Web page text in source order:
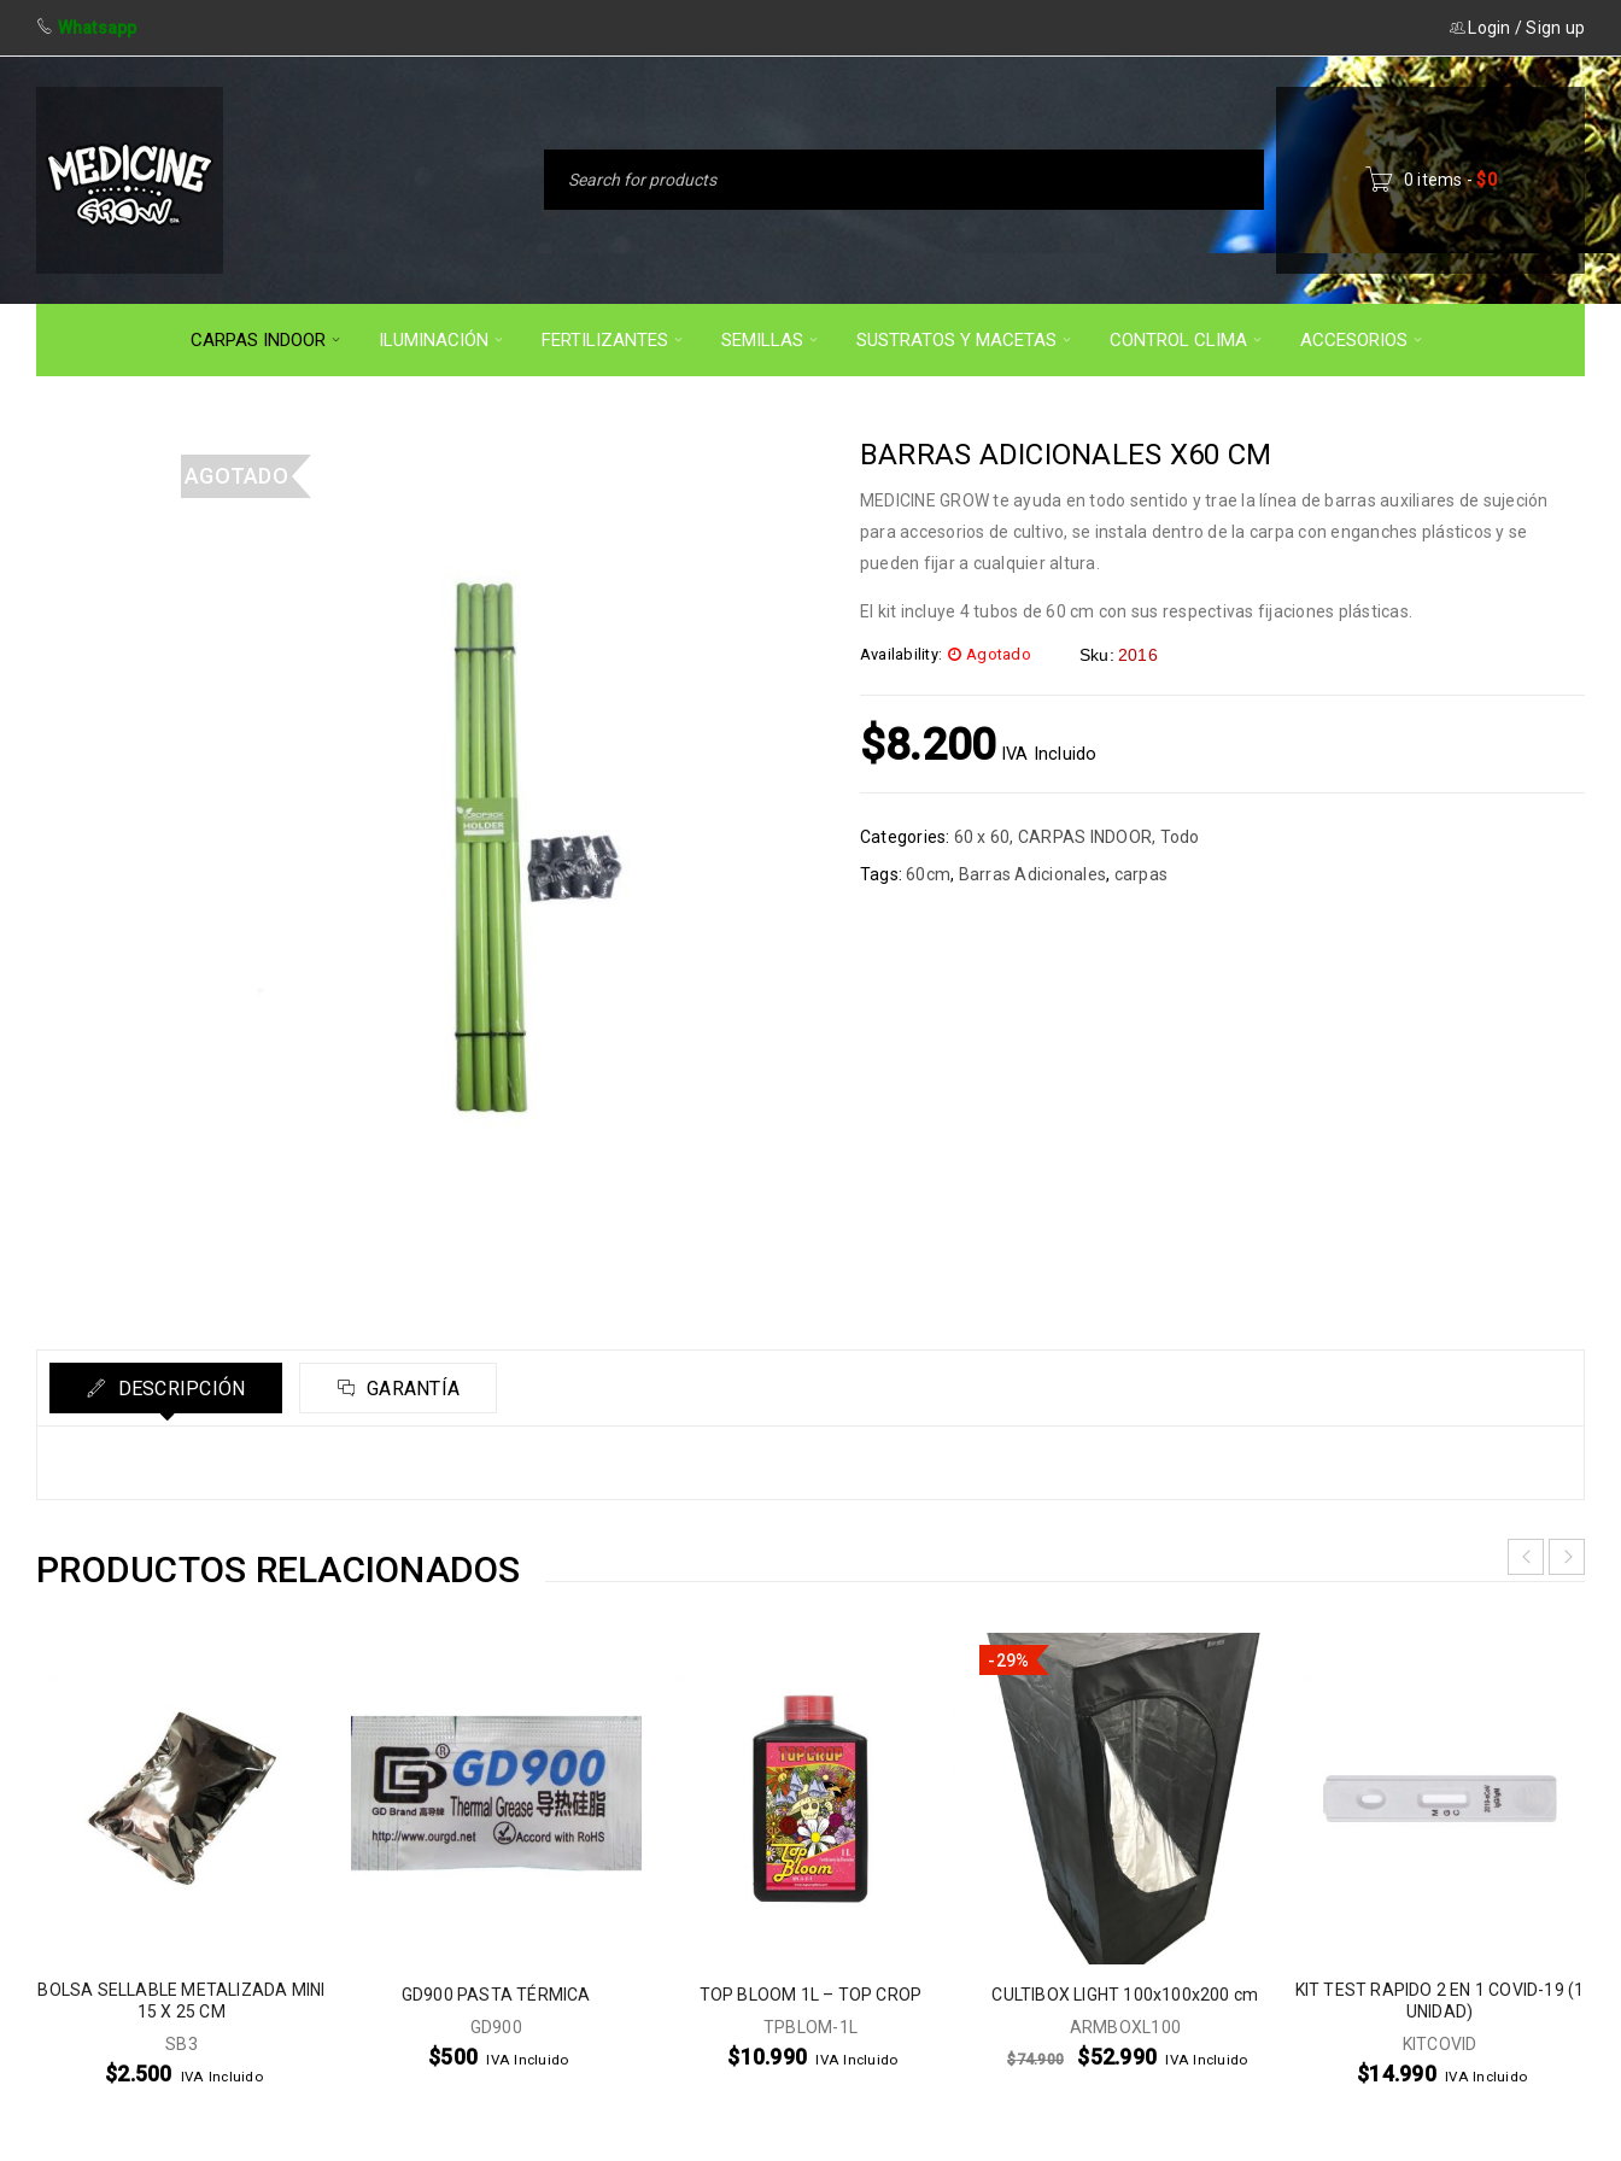
Whatsapp Login /Sign up
0 items - $0
CARPAS INDOOR ILUMINACIÓN FERTILIZANTES SEMILLAS SUSTRATOS Y MACETAS CONTROL CLIMA ACCESORIOS
AGOTADO
BARRAS ADICIONALES X60 CM
MEDICINE GROW te ayuda en todo sentido y trae la línea de barras auxiliares de sujeción
para accesorios de cultivo, se instala dentro de la carpa con enganches plásticos y se
pueden fijar a cualquier altura.
El kit incluye 4 tubos de 60 cm con sus respectivas fijaciones plásticas.
Availability: Agotado Sku: 2016
$8.200 IVA Incluido
Categories: 60 x 60, CARPAS INDOOR, Todo
Tags: 60cm, Barras Adicionales, carpas
DESCRIPCIÓN GARANTÍA
PRODUCTOS RELACIONADOS
BOLSA SELLABLE METALIZADA MINI
15 X 25 CM
SB3
$2.500 IVA Incluido
GD900 PASTA TÉRMICA
GD900
$500 IVA Incluido
TOP BLOOM 1L – TOP CROP
TPBLOM-1L
$10.990 IVA Incluido
-29%
CULTIBOX LIGHT 100x100x200 cm
ARMBOXL100
$74.900 $52.990 IVA Incluido
KIT TEST RAPIDO 2 EN 1 COVID-19 (1
UNIDAD)
KITCOVID
$14.990 IVA Incluido